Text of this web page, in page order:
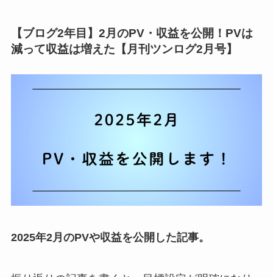
【ブログ2年目】2月のPV・収益を公開！PVは
減って収益は増えた【月刊ツンログ2月号】
2025年2月のPVや収益を公開した記事。